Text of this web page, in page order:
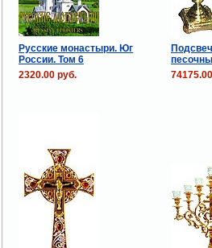
Русские монастыри. Юг
России. Том 6
2320.00 руб.